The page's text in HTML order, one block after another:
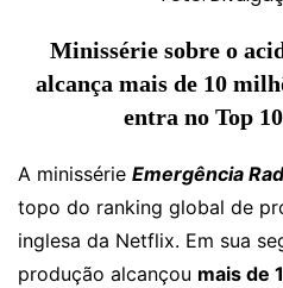
Minissérie sobre o
alcança mais de 10
entra no Top
A minissérie Emergência
topo do ranking global de
inglesa da Netflix. Em sua
produção alcançou mais de